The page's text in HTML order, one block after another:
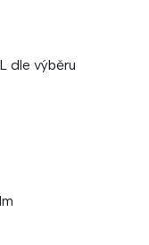
dle výběru